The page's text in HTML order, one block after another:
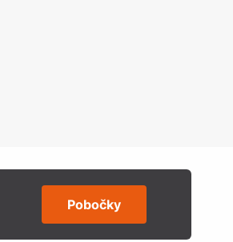
Pobočky